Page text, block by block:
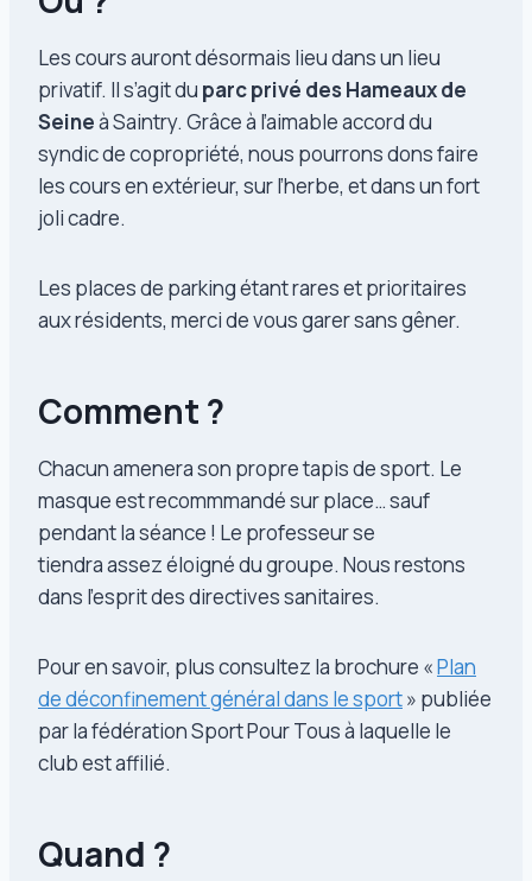
Les cours auront désormais lieu dans un lieu
privatif. Il s’agit du parc privé des Hameaux de
Seineà Saintry. Grâce à l’aimable accord du
syndic de copropriété, nous pourrons dons faire
les cours en extérieur, sur l’herbe, et dans un fort
joli cadre.
Les places de parking étant rares et prioritaires
aux résidents, merci de vous garer sans gêner.
Comment ?
Chacun amenera son propre tapis de sport. Le
masque est recommmandé sur place… sauf
pendant la séance ! Le professeur se
tiendra assez éloigné du groupe. Nous restons
dans l’esprit des directives sanitaires.
Pour en savoir, plus consultez la brochure «Plan
de déconfinement général dans le sport» publiée
par la fédération Sport Pour Tous à laquelle le
club est affilié.
Quand ?